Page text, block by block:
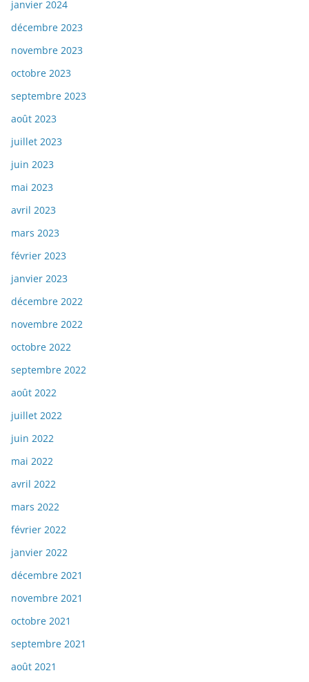
janvier 2024
décembre 2023
novembre 2023
octobre 2023
septembre 2023
août 2023
juillet 2023
juin 2023
mai 2023
avril 2023
mars 2023
février 2023
janvier 2023
décembre 2022
novembre 2022
octobre 2022
septembre 2022
août 2022
juillet 2022
juin 2022
mai 2022
avril 2022
mars 2022
février 2022
janvier 2022
décembre 2021
novembre 2021
octobre 2021
septembre 2021
août 2021